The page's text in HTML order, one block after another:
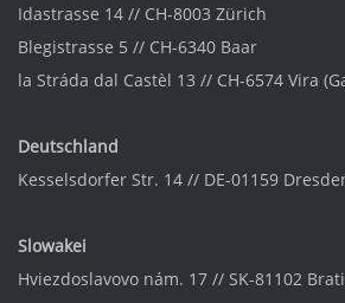
Idastrasse 14 // CH-8003 Zürich
Blegistrasse 5 // CH-6340 Baar
la Stráda dal Castèl 13 // CH-6574 Vira
Deutschland
Kesselsdorfer Str. 14 // DE-01159
Slowakei
Hviezdoslavovo nám. 17 // SK-81102